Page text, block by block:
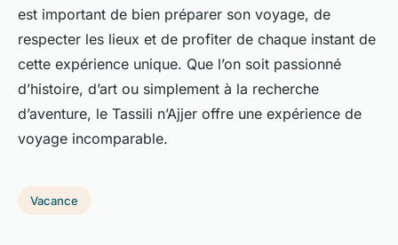
est important de bien préparer son voyage, de
respecter les lieux et de profiter de chaque instant de
cette expérience unique. Que l’on soit passionné
d’histoire, d’art ou simplement à la recherche
d’aventure, le Tassili n’Ajjer offre une expérience de
voyage incomparable.
Vacance